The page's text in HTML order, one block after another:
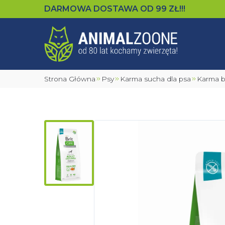
DARMOWA DOSTAWA OD 99 ZŁ!!!
Strona Główna Psy Karma sucha dla psa